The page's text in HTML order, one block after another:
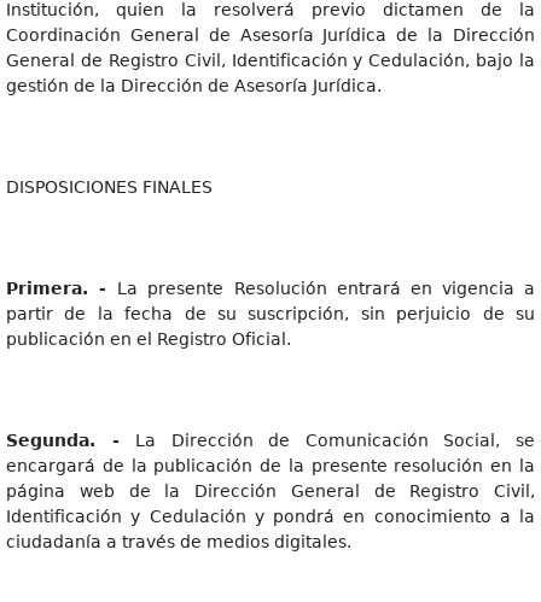
Institución, quien la resolverá previo dictamen de la
Coordinación General de Asesoría Jurídica de la Dirección
General de Registro Civil, Identificación y Cedulación, bajo la
gestión de la Dirección de Asesoría Jurídica.
DISPOSICIONES FINALES
Primera. - La presente Resolución entrará en vigencia a
partir de la fecha de su suscripción, sin perjuicio de su
publicación en el Registro Oficial.
Segunda. - La Dirección de Comunicación Social, se
encargará de la publicación de la presente resolución en la
página web de la Dirección General de Registro Civil,
Identificación y Cedulación y pondrá en conocimiento a la
ciudadanía a través de medios digitales.